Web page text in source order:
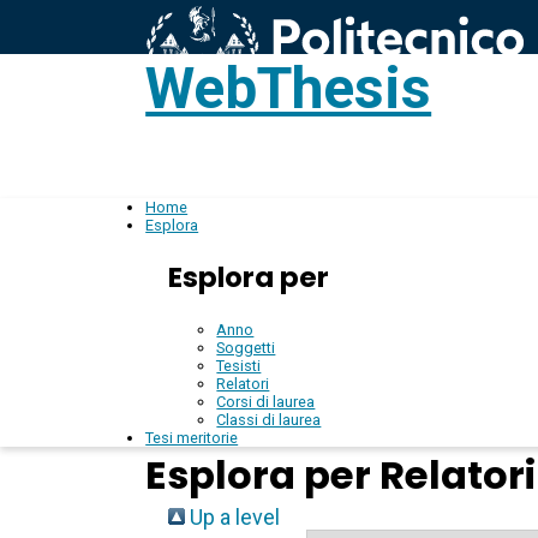
WebThesis
Home
Esplora
Esplora per
Anno
Soggetti
Tesisti
Relatori
Corsi di laurea
Classi di laurea
Tesi meritorie
Esplora per Relatori
Up a level